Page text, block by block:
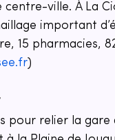
ville. À La
important
15 pharmacies,
)
pour relier la gare